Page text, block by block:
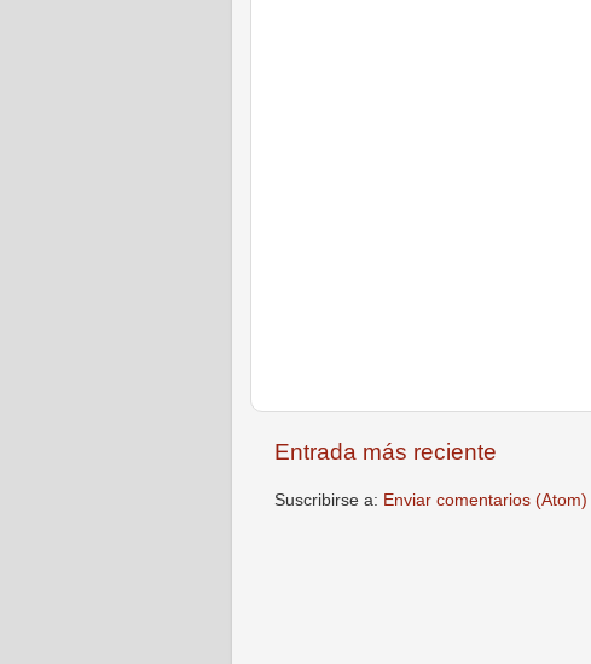
Entrada más reciente
Suscribirse a: Enviar comentarios (Atom)